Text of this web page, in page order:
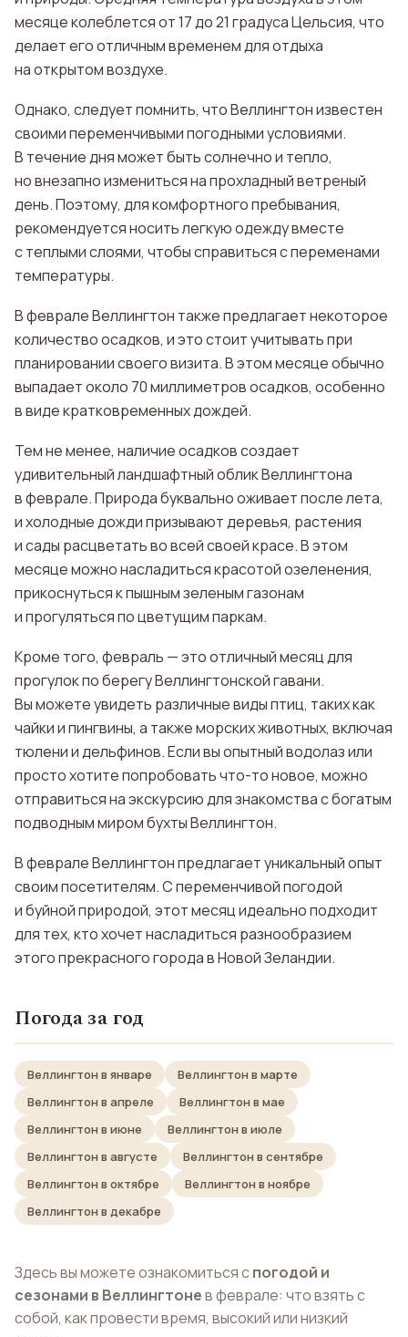
месяце колеблется от 17 до 21 градуса Цельсия, что
делает его отличным временем для отдыха
на открытом воздухе.
Однако, следует помнить, что Веллингтон известен
своими переменчивыми погодными условиями.
В течение дня может быть солнечно и тепло,
но внезапно измениться на прохладный ветреный
день. Поэтому, для комфортного пребывания,
рекомендуется носить легкую одежду вместе
с теплыми слоями, чтобы справиться с переменами
температуры.
В феврале Веллингтон также предлагает некоторое
количество осадков, и это стоит учитывать при
планировании своего визита. В этом месяце обычно
выпадает около 70 миллиметров осадков, особенно
в виде кратковременных дождей.
Тем не менее, наличие осадков создает
удивительный ландшафтный облик Веллингтона
в феврале. Природа буквально оживает после лета,
и холодные дожди призывают деревья, растения
и сады расцветать во всей своей красе. В этом
месяце можно насладиться красотой озеленения,
прикоснуться к пышным зеленым газонам
и прогуляться по цветущим паркам.
Кроме того, февраль — это отличный месяц для
прогулок по берегу Веллингтонской гавани.
Вы можете увидеть различные виды птиц, таких как
чайки и пингвины, а также морских животных, включая
тюлени и дельфинов. Если вы опытный водолаз или
просто хотите попробовать что-то новое, можно
отправиться на экскурсию для знакомства с богатым
подводным миром бухты Веллингтон.
В феврале Веллингтон предлагает уникальный опыт
своим посетителям. С переменчивой погодой
и буйной природой, этот месяц идеально подходит
для тех, кто хочет насладиться разнообразием
этого прекрасного города в Новой Зеландии.
Погода за год
Веллингтон в январе
Веллингтон в марте
Веллингтон в апреле
Веллингтон в мае
Веллингтон в июне
Веллингтон в июле
Веллингтон в августе
Веллингтон в сентябре
Веллингтон в октябре
Веллингтон в ноябре
Веллингтон в декабре
Здесь вы можете ознакомиться спогодой и
сезонами в Веллингтонев феврале: что взять с
собой, как провести время, высокий или низкий